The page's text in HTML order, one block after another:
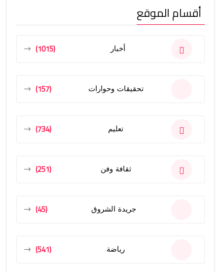
أقسام الموقع
أخبار (1015)
تحقيقات وحوارات (157)
تعليم (734)
ثقافة وفن (251)
جريدة الشروق (45)
رياضة (541)